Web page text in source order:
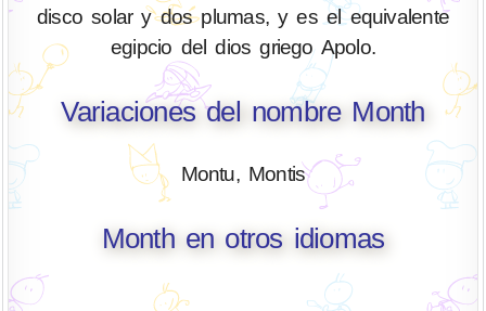
disco solar y dos plumas, y es el equivalente
egipcio del dios griego Apolo.
Variaciones del nombre Month
Montu, Montis
Month en otros idiomas